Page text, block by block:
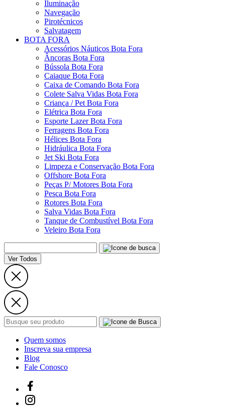
Iluminação
Navegação
Pirotécnicos
Salvatagem
BOTA FORA
Acessórios Náuticos Bota Fora
Âncoras Bota Fora
Bússola Bota Fora
Caiaque Bota Fora
Caixa de Comando Bota Fora
Colete Salva Vidas Bota Fora
Criança / Pet Bota Fora
Elétrica Bota Fora
Esporte Lazer Bota Fora
Ferragens Bota Fora
Hélices Bota Fora
Hidráulica Bota Fora
Jet Ski Bota Fora
Limpeza e Conservação Bota Fora
Offshore Bota Fora
Peças P/ Motores Bota Fora
Pesca Bota Fora
Rotores Bota Fora
Salva Vidas Bota Fora
Tanque de Combustível Bota Fora
Veleiro Bota Fora
Ver Todos
Quem somos
Inscreva sua empresa
Blog
Fale Conosco